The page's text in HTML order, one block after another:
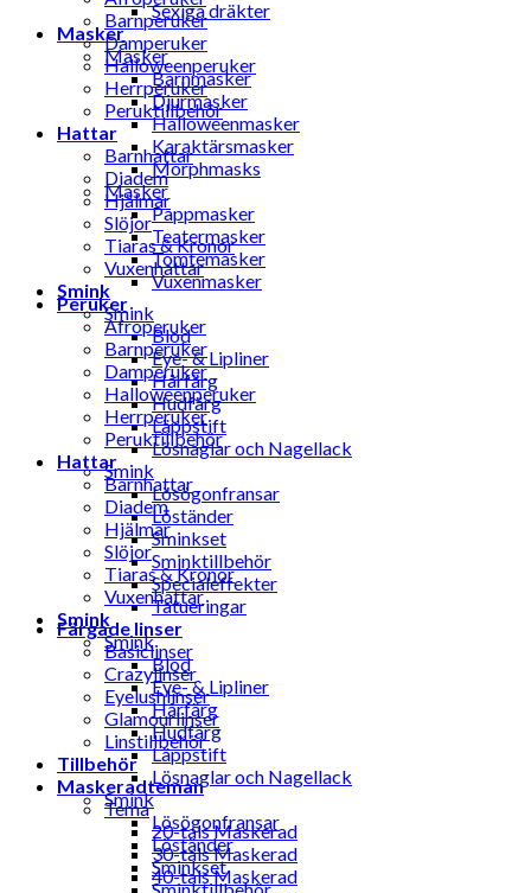
Barnperuker
Damperuker
Halloweenperuker
Herrperuker
Peruktillbehör
Hattar
Barnhattar
Diadem
Hjälmar
Slöjor
Tiaras & Kronor
Vuxenhattar
Smink
Smink
Blod
Eye- & Lipliner
Hårfärg
Hudfärg
Läppstift
Lösnaglar och Nagellack
Smink
Lösögonfransar
Löständer
Sminkset
Sminktillbehör
Specialeffekter
Tatueringar
Färgade linser
Basiclinser
Crazylinser
Eyelushlinser
Glamourlinser
Linstillbehör
Tillbehör
Maskeradteman
Tema
20-tals Maskerad
30-tals Maskerad
40-tals Maskerad
Sexiga dräkter
Masker
Masker
Barnmasker
Djurmasker
Halloweenmasker
Karaktärsmasker
Morphmasks
Masker
Pappmasker
Teatermasker
Tomtemasker
Vuxenmasker
Peruker
Afroperuker
Barnperuker
Damperuker
Halloweenperuker
Herrperuker
Peruktillbehör
Hattar
Barnhattar
Diadem
Hjälmar
Slöjor
Tiaras & Kronor
Vuxenhattar
Smink
Smink
Blod
Eye- & Lipliner
Hårfärg
Hudfärg
Läppstift
Lösnaglar och Nagellack
Smink
Lösögonfransar
Löständer
Sminkset